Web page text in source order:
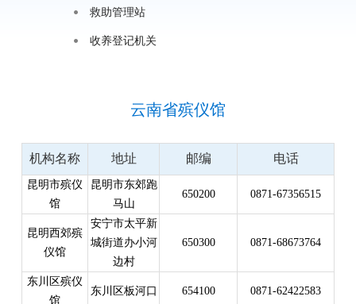
救助管理站
收养登记机关
云南省殡仪馆
机构名称 地址 邮编 电话
昆明市殡仪
馆
昆明市东郊跑
马山
650200 0871-67356515
昆明西郊殡
仪馆
安宁市太平新
城街道办小河
边村
650300 0871-68673764
东川区殡仪
馆
东川区板河口 654100 0871-62422583